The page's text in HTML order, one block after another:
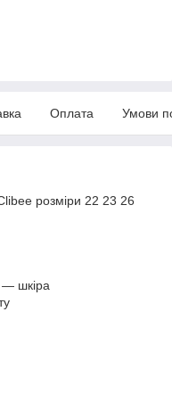
Оплата Умови
розміри 22 23 26
— шкіра